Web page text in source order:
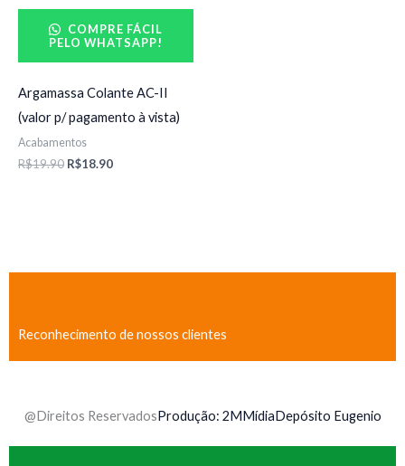
COMPRE FÁCIL
PELO WHATSAPP!
Argamassa Colante AC-II
(valor p/ pagamento à vista)
Acabamentos
R$19.90
R$19.90.
R$18.90
R$18.90.
Reconhecimento de nossos clientes
@Direitos ReservadosProdução: 2MMídiaDepósito Eugenio